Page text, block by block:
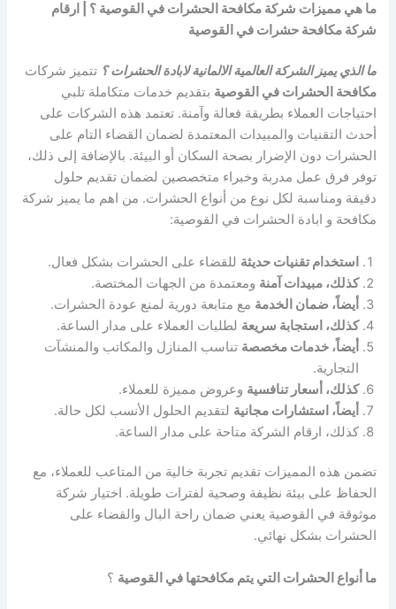
ما هي مميزات شركة مكافحة الحشرات في القوصية ؟ | ارقام
شركة مكافحة حشرات في القوصية
ما الذي يميز الشركة العالمية الالمانية لابادة الحشرات ؟ تتميز شركات
مكافحة الحشرات في القوصية بتقديم خدمات متكاملة تلبي
احتياجات العملاء بطريقة فعالة وآمنة. تعتمد هذه الشركات على
أحدث التقنيات والمبيدات المعتمدة لضمان القضاء التام على
الحشرات دون الإضرار بصحة السكان أو البيئة. بالإضافة إلى ذلك،
توفر فرق عمل مدربة وخبراء متخصصين لضمان تقديم حلول
دقيقة ومناسبة لكل نوع من أنواع الحشرات. من اهم ما يميز شركة
مكافحة و ابادة الحشرات في القوصية:
استخدام تقنيات حديثة للقضاء على الحشرات بشكل فعال.
كذلك، مبيدات آمنة ومعتمدة من الجهات المختصة.
أيضاً، ضمان الخدمة مع متابعة دورية لمنع عودة الحشرات.
كذلك، استجابة سريعة لطلبات العملاء على مدار الساعة.
أيضاً، خدمات مخصصة تناسب المنازل والمكاتب والمنشآت
التجارية.
كذلك، أسعار تنافسية وعروض مميزة للعملاء.
أيضاً، استشارات مجانية لتقديم الحلول الأنسب لكل حالة.
كذلك، ارقام الشركة متاحة على مدار الساعة.
تضمن هذه المميزات تقديم تجربة خالية من المتاعب للعملاء، مع
الحفاظ على بيئة نظيفة وصحية لفترات طويلة. اختيار شركة
موثوقة في القوصية يعني ضمان راحة البال والقضاء على
الحشرات بشكل نهائي.
ما أنواع الحشرات التي يتم مكافحتها في القوصية ؟